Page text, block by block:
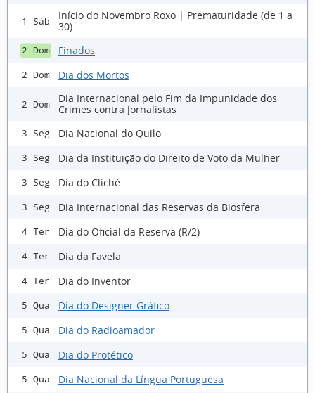
1 Sáb
Início do Novembro Roxo | Prematuridade (de 1 a
30)
2 Dom Finados
2 Dom Dia dos Mortos
2 Dom
Dia Internacional pelo Fim da Impunidade dos
Crimes contra Jornalistas
3 Seg Dia Nacional do Quilo
3 Seg Dia da Instituição do Direito de Voto da Mulher
3 Seg Dia do Cliché
3 Seg Dia Internacional das Reservas da Biosfera
4 Ter Dia do Oficial da Reserva (R/2)
4 Ter Dia da Favela
4 Ter Dia do Inventor
5 Qua Dia do Designer Gráfico
5 Qua Dia do Radioamador
5 Qua Dia do Protético
5 Qua Dia Nacional da Língua Portuguesa